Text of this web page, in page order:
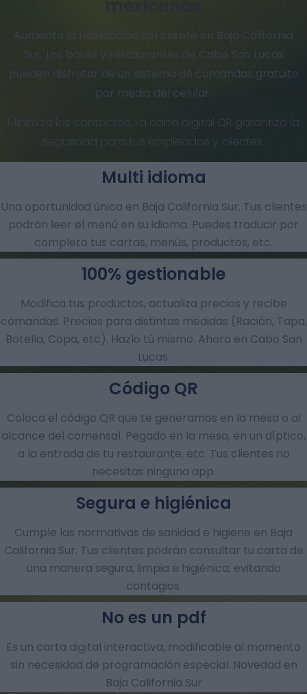
Aumenta la fidelización del cliente en Baja California
Sur. Los bares y restaurantes de Cabo San Lucas
pueden disfrutar de un sistema de comandas gratuito
por medio del celular.
Minimiza los contactos. La carta digital QR garantiza la
seguridad para tus empleados y clientes.
Una oportunidad única en Baja California Sur. Tus clientes
podrán leer el menú en su idioma. Puedes traducir por
completo tus cartas, menús, productos, etc.
Multi idioma
Modifica tus productos, actualiza precios y recibe
comandas.​ Precios para distintas medidas (Ración, Tapa,
Botella, Copa, etc). Hazlo tú mismo. Ahora en Cabo San
Lucas.
100% gestionable
Coloca el código QR que te generamos en la mesa o al
alcance del comensal. Pegado en la mesa, en un díptico,
a la entrada de tu restaurante, etc. Tus clientes no
necesitas ninguna app.
Código QR
Cumple las normativas de sanidad e higiene en Baja
California Sur. Tus clientes podrán consultar tu carta de
una manera segura, limpia e higiénica, evitando
contagios.
Segura e higiénica
Es un carta digital interactiva, modificable al momento
sin necesidad de programación especial. Novedad en
Baja California Sur
No es un pdf